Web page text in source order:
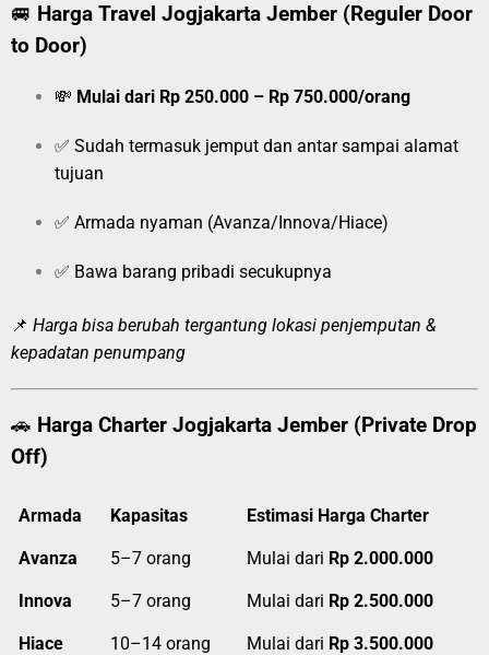
🚐 Harga Travel Jogjakarta Jember (Reguler Door
to Door)
💸 Mulai dari Rp 250.000 – Rp 750.000/orang
✅ Sudah termasuk jemput dan antar sampai alamat
tujuan
✅ Armada nyaman (Avanza/Innova/Hiace)
✅ Bawa barang pribadi secukupnya
📌 Harga bisa berubah tergantung lokasi penjemputan &
kepadatan penumpang
🚗 Harga Charter Jogjakarta Jember (Private Drop
Off)
Armada Kapasitas Estimasi Harga Charter
Avanza 5–7 orang Mulai dari Rp 2.000.000
Innova 5–7 orang Mulai dari Rp 2.500.000
Hiace 10–14 orang Mulai dari Rp 3.500.000